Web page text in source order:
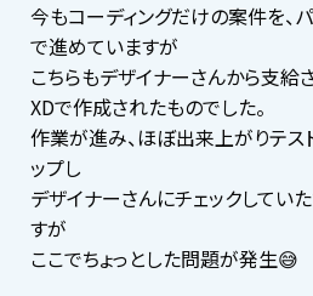
今もコーディングだけの案件を、
で進めていますが
こちらもデザイナーさんから支給
XDで作成されたものでした。
作業が進み、ほぼ出来上がりテス
ップし
デザイナーさんにチェックしてい
すが
ここでちょっとした問題が発生😅